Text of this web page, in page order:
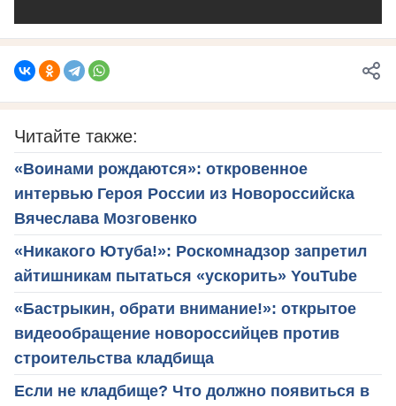
Читайте также:
«Воинами рождаются»: откровенное
интервью Героя России из Новороссийска
Вячеслава Мозговенко
«Никакого Ютуба!»: Роскомнадзор запретил
айтишникам пытаться «ускорить» YouTube
«Бастрыкин, обрати внимание!»: открытое
видеообращение новороссийцев против
строительства кладбища
Если не кладбище? Что должно появиться в